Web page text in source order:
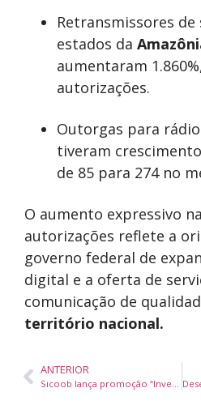
Retransmissores
estados da
aumentaram
autorizações.
Outorgas para
tiveram
de 85 para 274 no
O aumento expressivo
autorizações reflete a
governo federal de
digital e a oferta de
comunicação de
território nacional.
ANTERIOR
Sicoob lança promoção “Investir é para todos” com prêmios em pontos Coopera e quatro carros elétricos